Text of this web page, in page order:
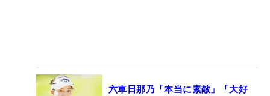
六車日那乃「本当に素敵」「大好